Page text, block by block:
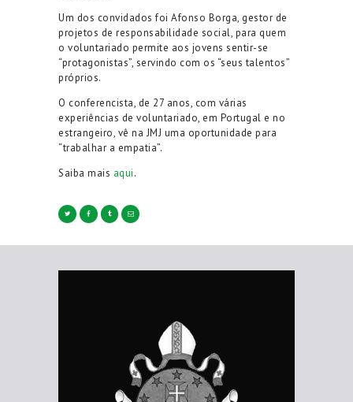
Um dos convidados foi Afonso Borga, gestor de
projetos de responsabilidade social, para quem
o voluntariado permite aos jovens sentir-se
“protagonistas”, servindo com os “seus talentos”
próprios.
O conferencista, de 27 anos, com várias
experiências de voluntariado, em Portugal e no
estrangeiro, vê na JMJ uma oportunidade para
“trabalhar a empatia”.
Saiba mais aqui.